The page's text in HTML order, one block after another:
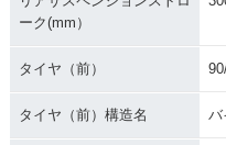
ーク(mm）
タイヤ（前）
タイヤ（前）構造名 バ